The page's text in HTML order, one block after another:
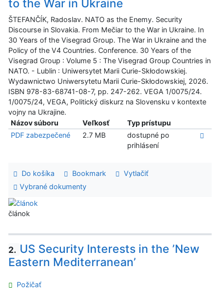
to the War in Ukraine
ŠTEFANČÍK, Radoslav. NATO as the Enemy. Security
Discourse in Slovakia. From Mečiar to the War in Ukraine. In
30 Years of the Visegrad Group. The War in Ukraine and the
Policy of the V4 Countries. Conference. 30 Years of the
Visegrad Group : Volume 5 : The Visegrad Group Countries in
NATO. - Lublin : Uniwersytet Marii Curie-Skłodowskiej.
Wydawnictwo Uniwersytetu Marii Curie-Skłodowskiej, 2026.
ISBN 978-83-68741-08-7, pp. 247-262. VEGA 1/0075/24.
1/0075/24, VEGA, Politický diskurz na Slovensku v kontexte
vojny na Ukrajine.
Názov súboru
Veľkosť
Typ prístupu
PDF zabezpečené
2.7 MB
dostupné po
prihlásení
Do košíka Bookmark
Vytlačiť
Vybrané dokumenty
článok
2. US Security Interests in the ’New
Eastern Mediterranean’
Požičať